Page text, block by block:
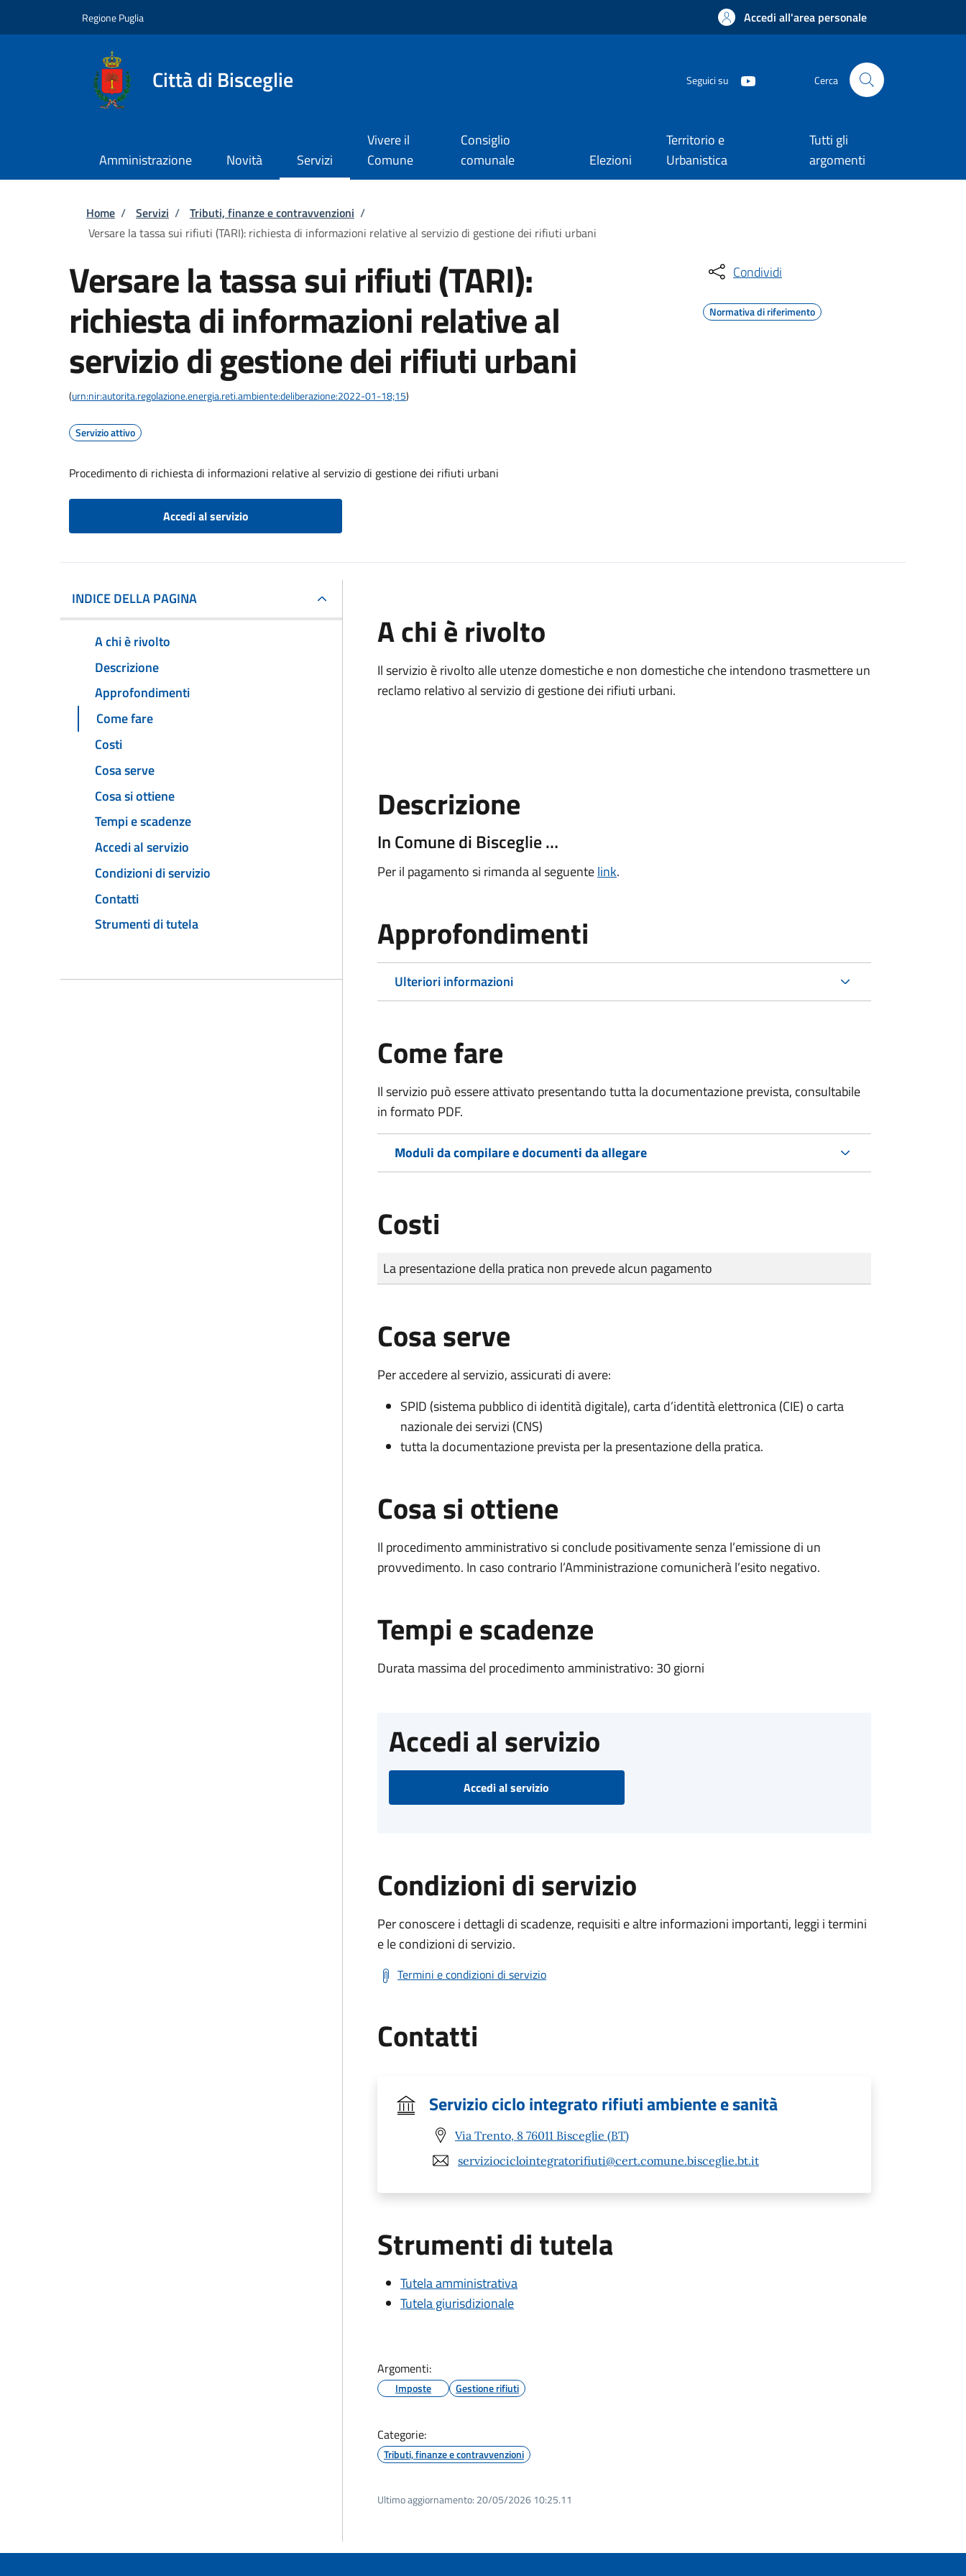
Regione Puglia Accedi all'area personale
Città di Bisceglie Seguici su Cerca
Amministrazione Novità Servizi
Vivere il
Comune
Consiglio
comunale
Elezioni
Territorio e
Urbanistica
Tutti gli
argomenti
Briciole di pane
Home / Servizi / Tributi, finanze e contravvenzioni /
Versare la tassa sui rifiuti (TARI): richiesta di informazioni relative al servizio di gestione dei rifiuti urbani
Versare la tassa sui rifiuti (TARI):
richiesta di informazioni relative al
servizio di gestione dei rifiuti urbani
(urn:nir:autorita.regolazione.energia.reti.ambiente:deliberazione:2022-01-18;15)
Servizio attivo
Procedimento di richiesta di informazioni relative al servizio di gestione dei rifiuti urbani
Accedi al servizio
Condividi
Normativa di riferimento
INDICE DELLA PAGINA
A chi è rivolto
Descrizione
Approfondimenti
Come fare
Costi
Cosa serve
Cosa si ottiene
Tempi e scadenze
Accedi al servizio
Condizioni di servizio
Contatti
Strumenti di tutela
A chi è rivolto
Il servizio è rivolto alle utenze domestiche e non domestiche che intendono trasmettere un
reclamo relativo al servizio di gestione dei rifiuti urbani.
Descrizione
In Comune di Bisceglie …
Per il pagamento si rimanda al seguentelink.
Approfondimenti
Ulteriori informazioni
Come fare
Il servizio può essere attivato presentando tutta la documentazione prevista, consultabile
in formato PDF.
Moduli da compilare e documenti da allegare
Costi
Tipo di pagamento
Importo
La presentazione della pratica non prevede alcun pagamento
Cosa serve
Per accedere al servizio, assicurati di avere:
SPID (sistema pubblico di identità digitale), carta d’identità elettronica (CIE) o carta
nazionale dei servizi (CNS)
tutta la documentazione prevista per la presentazione della pratica.
Cosa si ottiene
Il procedimento amministrativo si conclude positivamente senza l’emissione di un
provvedimento. In caso contrario l’Amministrazione comunicherà l’esito negativo.
Tempi e scadenze
Durata massima del procedimento amministrativo: 30 giorni
Accedi al servizio
Accedi al servizio
Condizioni di servizio
Per conoscere i dettagli di scadenze, requisiti e altre informazioni importanti, leggi i termini
e le condizioni di servizio.
Termini e condizioni di servizio
Contatti
Servizio ciclo integrato rifiuti ambiente e sanità
Via Trento, 8 76011 Bisceglie (BT)
serviziociclointegratorifiuti@cert.comune.bisceglie.bt.it
Strumenti di tutela
Tutela amministrativa
Tutela giurisdizionale
Argomenti:
Imposte Gestione rifiuti
Categorie:
Tributi, finanze e contravvenzioni
Ultimo aggiornamento: 20/05/2026 10:25.11